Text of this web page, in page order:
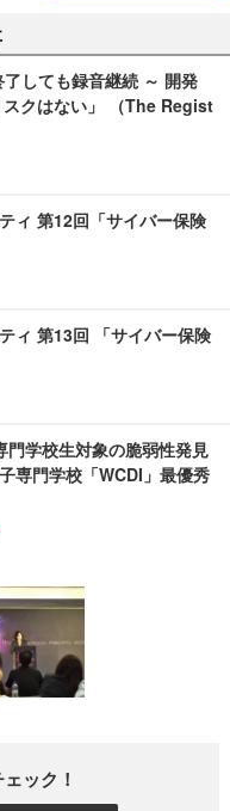
しても録音継続 ～ 開発
クはない」 （The Regist
ィ 第12回「サイバー保険
ィ 第13回 「サイバー保険
門学校生対象の脆弱性発見
専門学校「WCDI」最優秀
ック！